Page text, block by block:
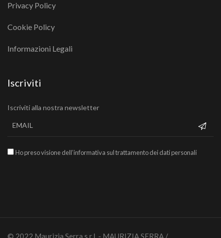
Privacy Policy
Cookie Policy
Informazioni Legali
Iscriviti
Iscriviti alla nostra newsletter
Ho preso visione dell’informativa sul trattamento dei dati personali
© 2022 Maurizia Serra s.r.l. - MAURIZIA SERRA /